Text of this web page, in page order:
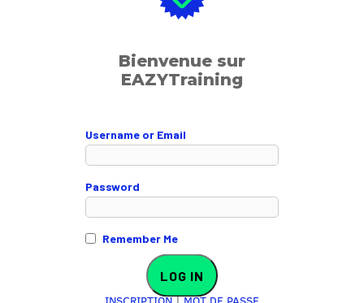
Bienvenue sur
EAZYTraining
Username or Email
Password
Remember Me